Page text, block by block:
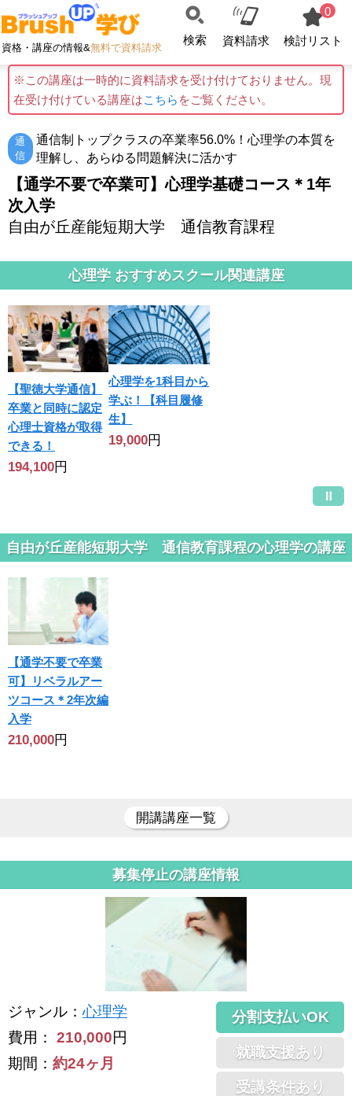
資格・講座の情報&無料で資料請求
検索 資料請求
0
検討リスト
※この講座は一時的に資料請求を受け付けておりません。現
在受け付けている講座はこちら をご覧ください。
通
信
通信制トップクラスの卒業率56.0%！心理学の本質を
理解し、あらゆる問題解決に活かす
【通学不要で卒業可】心理学基礎コース＊1年
次入学
自由が丘産能短期大学 通信教育課程
心理学 おすすめスクール関連講座
【聖徳大学通信】
卒業と同時に認定
心理士資格が取得
できる！
194,100円
心理学を1科目から
学ぶ！【科目履修
生】
19,000円
自由が丘産能短期大学 通信教育課程の心理学の講座
【通学不要で卒業
可】リベラルアー
ツコース＊2年次編
入学
210,000円
開講講座一覧
募集停止の講座情報
ジャンル ：心理学
費用： 210,000円
期間： 約24ヶ月
分割支払いOK
就職支援あり
受講条件あり